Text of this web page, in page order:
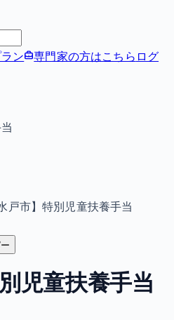
ン 専門家の方はこちら ログ
水戸市】特別児童扶養手当
児童扶養手当